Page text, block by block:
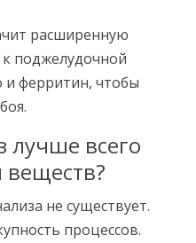
расширенную
поджелудочной
и ферритин, чтобы
лучше всего
веществ?
не существует.
процессов.